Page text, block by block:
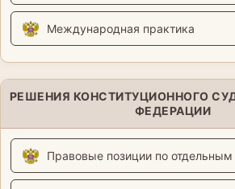
Международная практика
РЕШЕНИЯ КОНСТИТУЦИОННОГО
ФЕДЕРАЦИИ
Правовые позиции по